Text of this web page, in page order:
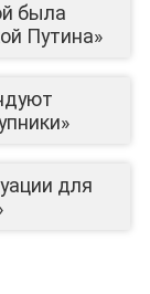
была
Путина»
для